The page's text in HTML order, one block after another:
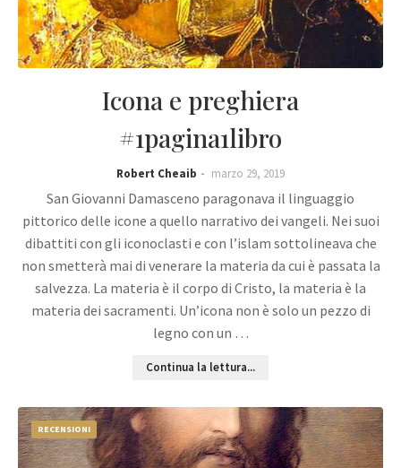
Icona e preghiera
#1pagina1libro
Robert Cheaib marzo 29, 2019
San Giovanni Damasceno paragonava il linguaggio
pittorico delle icone a quello narrativo dei vangeli. Nei suoi
dibattiti con gli iconoclasti e con l’islam sottolineava che
non smetterà mai di venerare la materia da cui è passata la
salvezza. La materia è il corpo di Cristo, la materia è la
materia dei sacramenti. Un’icona non è solo un pezzo di
legno con un …
Continua la lettura...
RECENSIONI